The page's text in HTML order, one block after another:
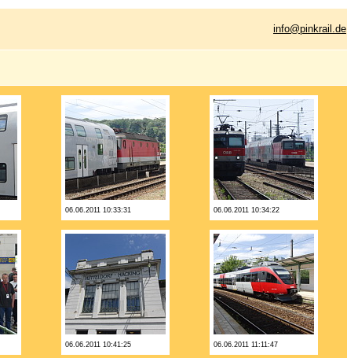
info@pinkrail.de
06.06.2011 10:33:31 06.06.2011 10:34:22
06.06.2011 10:41:25 06.06.2011 11:11:47